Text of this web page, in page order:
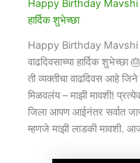
Happy Birthday Mavshi
हार्दिक शुभेच्छा
Happy Birthday Mavshi
वाढदिवसाच्या हार्दिक
ती व्यक्तीचा वाढदिवस आहे
मिळवलंय – माझी मावशी!
जिला आपण आईनंतर सर्वात
म्हणजे माझी लाडकी मावशी.